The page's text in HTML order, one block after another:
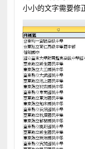
小小的文字需要修